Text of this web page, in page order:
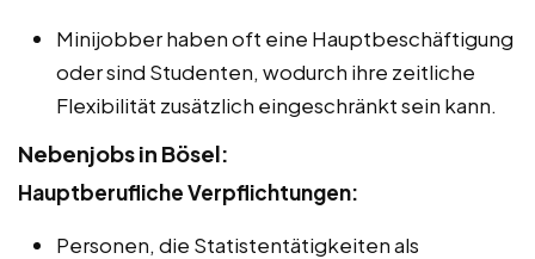
Minijobber haben oft eine Hauptbeschäftigung
oder sind Studenten, wodurch ihre zeitliche
Flexibilität zusätzlich eingeschränkt sein kann.
Nebenjobs in Bösel:
Hauptberufliche Verpflichtungen:
Personen, die Statistentätigkeiten als